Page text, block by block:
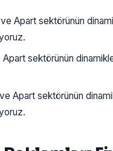
Apart sektörünün
sektörünün
Apart sektörünün